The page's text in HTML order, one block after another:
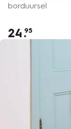
borduursel
24.95